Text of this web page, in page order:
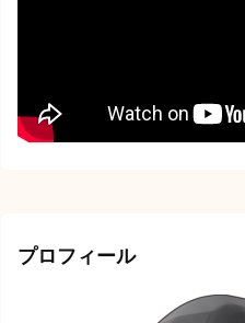
プロフィール